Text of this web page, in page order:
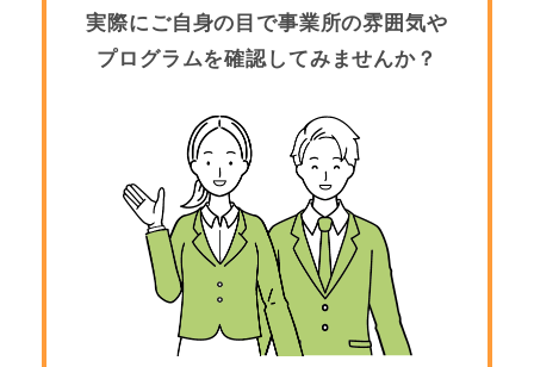
実際にご自身の目で事業所の雰囲気や
プログラムを確認してみませんか？